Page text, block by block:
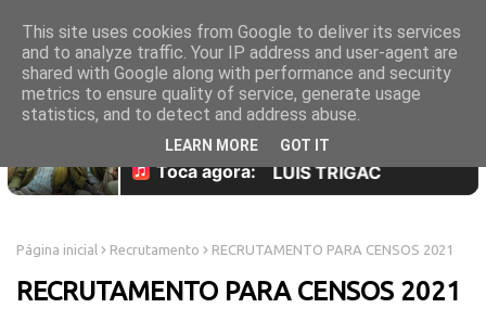
Página inicial Recrutamento RECRUTAMENTO PARA CENSOS 2021
RECRUTAMENTO PARA CENSOS 2021
This site uses cookies from Google to deliver its services
and to analyze traffic. Your IP address and user-agent are
shared with Google along with performance and security
metrics to ensure quality of service, generate usage
statistics, and to detect and address abuse.
LEARN MORE GOT IT